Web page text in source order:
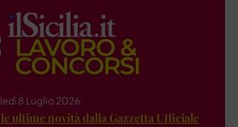
8 Luglio 2026
ultime novità dalla Gazzetta Ufficiale